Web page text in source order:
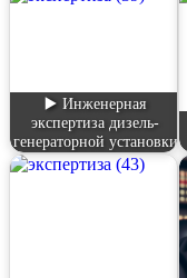
▶️ Инженерная
экспертиза дизель-
генераторной установки